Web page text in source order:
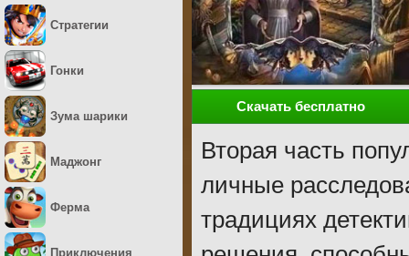
Скачать бесплатно
Вторая часть
личные
традициях
Стратегии
Гонки
Зума шарики
Маджонг
Ферма
Приключения